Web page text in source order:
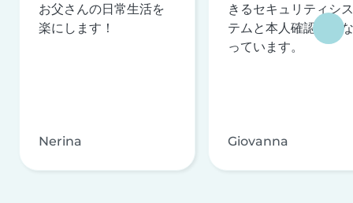
お父さんの日常生活を
楽にします！
Nerina
きるセキュリティシス
テムと本人確認を行な
っています。
Giovanna